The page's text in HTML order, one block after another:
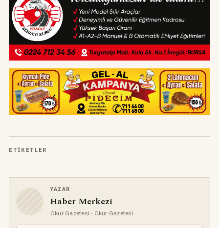
ETIKETLER
YAZAR
Haber Merkezi
Okur Gazetesi · Okur Gazetesi